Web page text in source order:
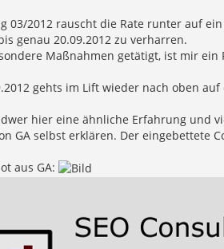
03/2012 rauscht die Rate runter auf
genau 20.09.2012 zu verharren.
Maßnahmen getätigt, ist mir ein
gehts im Lift wieder nach oben auf
hier eine ähnliche Erfahrung und
GA selbst erklären. Der eingebettete
aus GA: